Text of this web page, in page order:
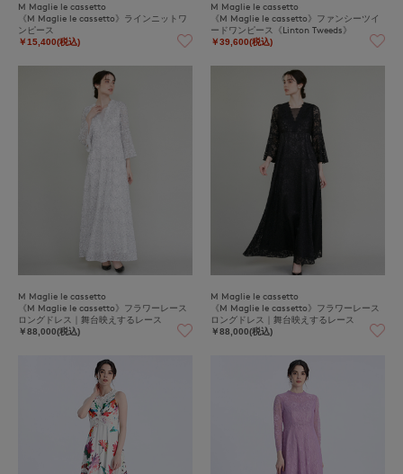
M Maglie le cassetto
《M Maglie le cassetto》ラインニットワ
ンピース
￥15,400(税込)
M Maglie le cassetto
《M Maglie le cassetto》ファンシーツイ
ードワンピース《Linton Tweeds》
￥39,600(税込)
M Maglie le cassetto
《M Maglie le cassetto》フラワーレース
ロングドレス｜舞台映えするレース
￥88,000(税込)
M Maglie le cassetto
《M Maglie le cassetto》フラワーレース
ロングドレス｜舞台映えするレース
￥88,000(税込)